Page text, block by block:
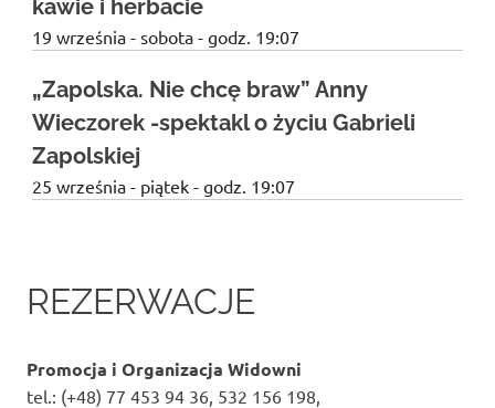
kawie i herbacie
19 września - sobota - godz. 19:07
„Zapolska. Nie chcę braw” Anny
Wieczorek -spektakl o życiu Gabrieli
Zapolskiej
25 września - piątek - godz. 19:07
REZERWACJE
Promocja i Organizacja Widowni
tel.: (+48) 77 453 94 36, 532 156 198,